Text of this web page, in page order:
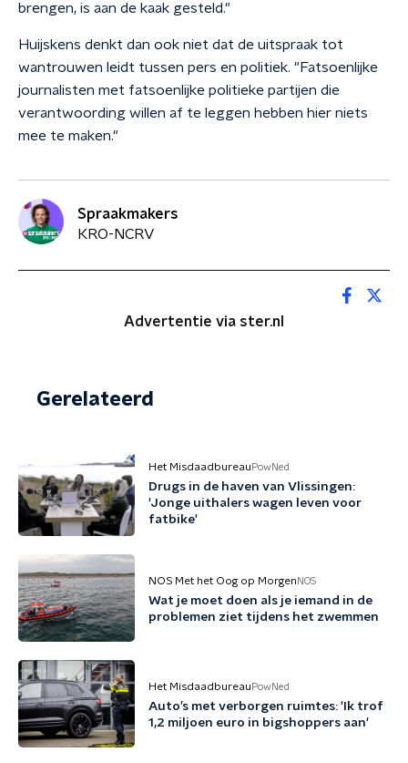
brengen, is aan de kaak gesteld."
Huijskens denkt dan ook niet dat de uitspraak tot
wantrouwen leidt tussen pers en politiek. "Fatsoenlijke
journalisten met fatsoenlijke politieke partijen die
verantwoording willen af te leggen hebben hier niets
mee te maken."
Spraakmakers
KRO-NCRV
Advertentie via ster.nl
Gerelateerd
Het Misdaadbureau PowNed
Drugs in de haven van Vlissingen:
'Jonge uithalers wagen leven voor
fatbike'
NOS Met het Oog op Morgen NOS
Wat je moet doen als je iemand in de
problemen ziet tijdens het zwemmen
Het Misdaadbureau PowNed
Auto’s met verborgen ruimtes: 'Ik trof
1,2 miljoen euro in bigshoppers aan'